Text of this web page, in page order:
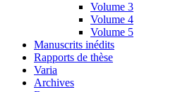
Volume 3
Volume 4
Volume 5
Manuscrits inédits
Rapports de thèse
Varia
Archives